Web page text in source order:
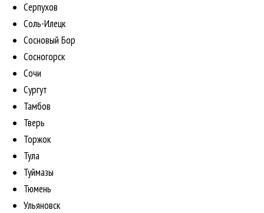
Серпухов
Соль-Илецк
Сосновый Бор
Сосногорск
Сочи
Сургут
Тамбов
Тверь
Торжок
Тула
Туймазы
Тюмень
Ульяновск